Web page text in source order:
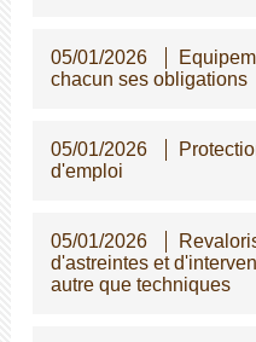
05/01/2026
chacun ses obligations
05/01/2026
d'emploi
05/01/2026
d'astreintes et
autre que techniques